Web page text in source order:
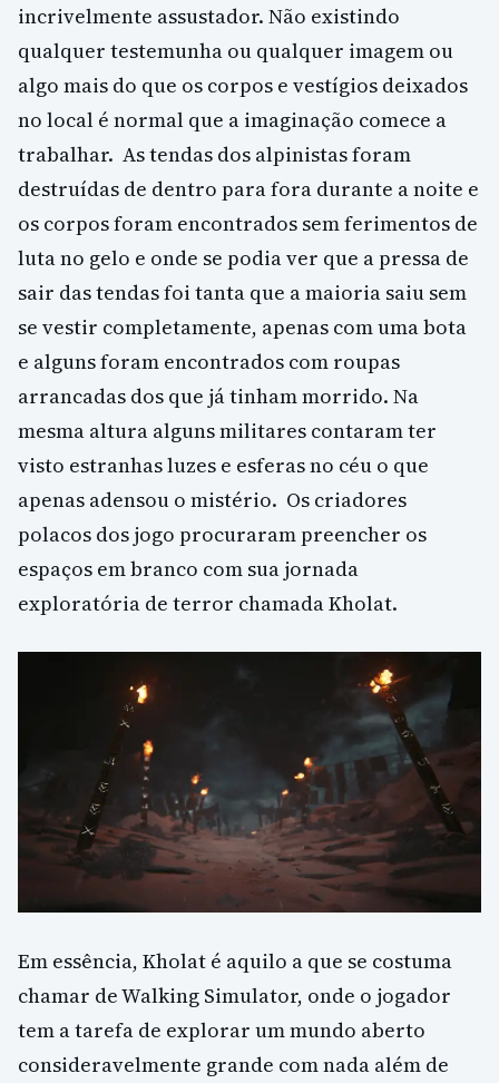
incrivelmente assustador. Não existindo
qualquer testemunha ou qualquer imagem ou
algo mais do que os corpos e vestígios deixados
no local é normal que a imaginação comece a
trabalhar. As tendas dos alpinistas foram
destruídas de dentro para fora durante a noite e
os corpos foram encontrados sem ferimentos de
luta no gelo e onde se podia ver que a pressa de
sair das tendas foi tanta que a maioria saiu sem
se vestir completamente, apenas com uma bota
e alguns foram encontrados com roupas
arrancadas dos que já tinham morrido. Na
mesma altura alguns militares contaram ter
visto estranhas luzes e esferas no céu o que
apenas adensou o mistério. Os criadores
polacos dos jogo procuraram preencher os
espaços em branco com sua jornada
exploratória de terror chamada Kholat.
Em essência, Kholat é aquilo a que se costuma
chamar de Walking Simulator, onde o jogador
tem a tarefa de explorar um mundo aberto
consideravelmente grande com nada além de